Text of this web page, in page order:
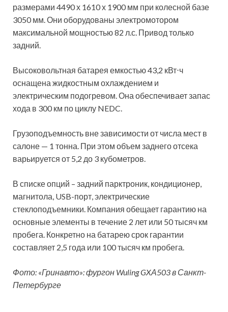
размерами 4490 х 1610 х 1900 мм при колесной базе
3050 мм. Они оборудованы электромотором
максимальной мощностью 82 л.с. Привод только
задний.
Высоковольтная батарея емкостью 43,2 кВт⋅ч
оснащена жидкостным охлаждением и
электрическим подогревом. Она обеспечивает запас
хода в 300 км по циклу NEDC.
Грузоподъемность вне зависимости от числа мест в
салоне — 1 тонна. При этом объем заднего отсека
варьируется от 5,2 до 3 кубометров.
В списке опций – задний парктроник, кондиционер,
магнитола, USB-порт, электрические
стеклоподъемники. Компания обещает гарантию на
основные элементы в течение 2 лет или 50 тысяч км
пробега. Конкретно на батарею срок гарантии
составляет 2,5 года или 100 тысяч км пробега.
Фото: «Гринавто»: фургон Wuling GXА503 в Санкт-
Петербурге